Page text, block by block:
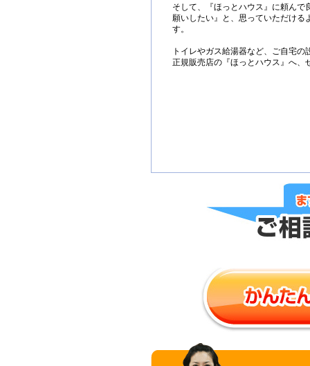
そして、『ほっとハウス』に頼んで
願いしたい』と、思っていただける
す。
トイレやガス給湯器など、ご自宅
正規販売店の『ほっとハウス』へ、